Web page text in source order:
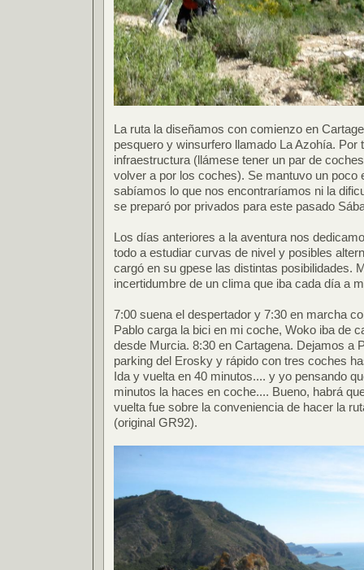
La ruta la diseñamos con comienzo en
pesquero y winsurfero llamado La Azohía. Por
infraestructura (llámese tener un par de
volver a por los coches). Se mantuvo un poco
sabíamos lo que nos encontraríamos ni la
se preparó por privados para este pasado
Los días anteriores a la aventura nos
todo a estudiar curvas de nivel y posibles
cargó en su gpese las distintas posibilidades.
incertidumbre de un clima que iba cada día a
7:00 suena el despertador y 7:30 en marcha
Pablo carga la bici en mi coche, Woko iba de
desde Murcia. 8:30 en Cartagena. Dejamos a
parking del Erosky y rápido con tres coches
Ida y vuelta en 40 minutos.... y yo pensando
minutos la haces en coche.... Bueno, habrá
vuelta fue sobre la conveniencia de hacer la
(original GR92).